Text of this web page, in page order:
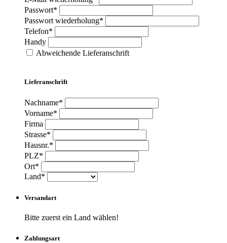
Passwort*
Passwort wiederholung*
Telefon*
Handy
Abweichende Lieferanschrift
Lieferanschrift
Nachname*
Vorname*
Firma
Strasse*
Hausnr.*
PLZ*
Ort*
Land*
Versandart
Bitte zuerst ein Land wählen!
Zahlungsart